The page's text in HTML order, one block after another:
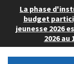
La phase
budget
jeunesse 2026
2026 au